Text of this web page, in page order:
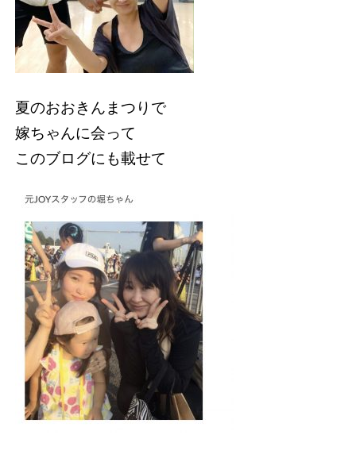
夏のおおきんまつりで
嫁ちゃんに会って
このブログにも載せて